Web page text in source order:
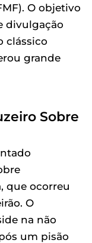
O objetivo
divulgação
clássico
grande
Sobre
que ocorreu
O
na não
um pisão